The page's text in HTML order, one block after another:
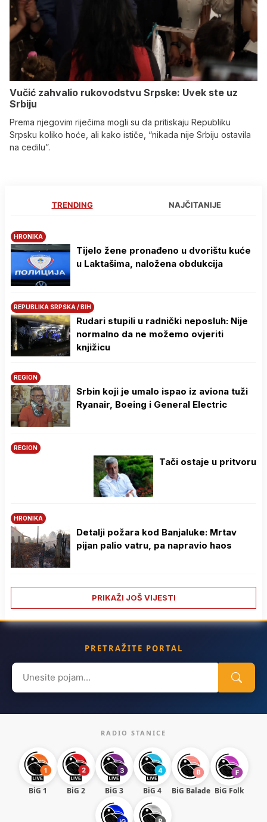
Vučić zahvalio rukovodstvu Srpske: Uvek ste uz
Srbiju
Prema njegovim riječima mogli su da pritiskaju Republiku
Srpsku koliko hoće, ali kako ističe, “nikada nije Srbiju ostavila
na cedilu”.
TRENDING NAJČITANIJE
HRONIKA
Tijelo žene pronađeno u dvorištu kuće
u Laktašima, naložena obdukcija
REPUBLIKA SRPSKA / BIH
Rudari stupili u radnički neposluh: Nije
normalno da ne možemo ovjeriti
knjižicu
REGION
Srbin koji je umalo ispao iz aviona tuži
Ryanair, Boeing i General Electric
REGION
Tači ostaje u pritvoru
HRONIKA
Detalji požara kod Banjaluke: Mrtav
pijan palio vatru, pa napravio haos
PRIKAŽI JOŠ VIJESTI
PRETRAŽITE PORTAL
Search
for:
RADIO STANICE
BiG 1 BiG 2 BiG 3 BiG 4 BiG Balade BiG Folk